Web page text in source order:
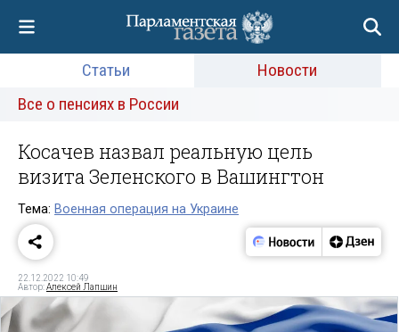
Статьи
Новости
Все о пенсиях в России
Косачев назвал реальную цель
визита Зеленского в Вашингтон
Тема: Военная операция на Украине
22.12.2022 10:49
Автор:Алексей Лапшин